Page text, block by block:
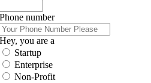
Phone number
Hey, you are a
Startup
Enterprise
Non-Profit